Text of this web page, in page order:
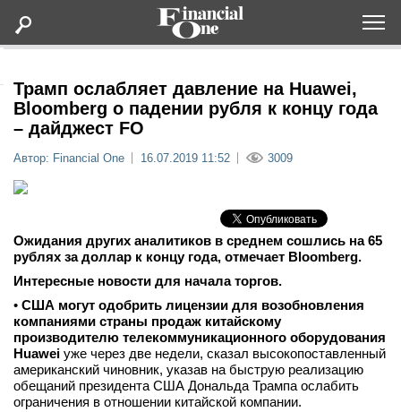
Статьи
Новости
Интервью
Трамп ослабляет давление на Huawei,
Bloomberg о падении рубля к концу года
– дайджест FO
Автор: Financial One 16.07.2019 11:52 3009
Ожидания других аналитиков в среднем сошлись на 65
рублях за доллар к концу года, отмечает Bloomberg.
Интересные новости для начала торгов.
• США могут одобрить лицензии для возобновления
компаниями страны продаж китайскому
производителю телекоммуникационного оборудования
Huawei уже через две недели, сказал высокопоставленный
американский чиновник, указав на быструю реализацию
обещаний президента США Дональда Трампа ослабить
ограничения в отношении китайской компании.